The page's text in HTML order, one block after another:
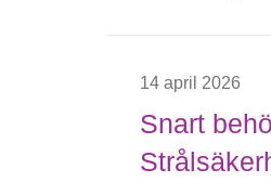
14 april 2026
Snart